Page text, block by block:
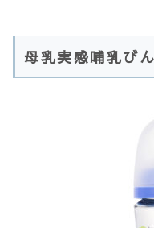
母乳実感哺乳